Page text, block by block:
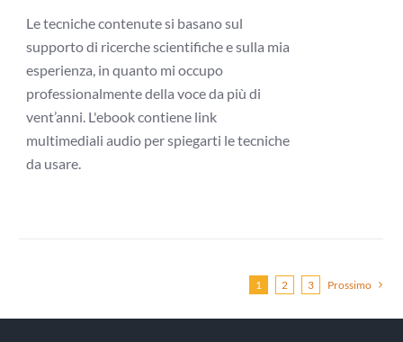
Le tecniche contenute si basano sul
supporto di ricerche scientifiche e sulla mia
esperienza, in quanto mi occupo
professionalmente della voce da più di
vent’anni. L'ebook contiene link
multimediali audio per spiegarti le tecniche
da usare.
1 2 3 Prossimo